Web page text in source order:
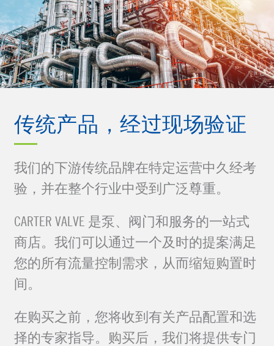
传统产品，经过现场验证
我们的下游传统品牌在特定运营中久经考
验，并在整个行业中受到广泛尊重。
CARTER VALVE 是泵、阀门和服务的一站式
商店。我们可以通过一个及时的提案满足
您的所有流量控制需求，从而缩短购置时
间。
在购买之前，您将收到有关产品配置和选
择的专家指导。购买后，我们将提供专门